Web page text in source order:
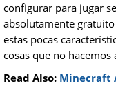
configurar para jugar
absolutamente
estas pocas
cosas que no
Read Also: Minecraft